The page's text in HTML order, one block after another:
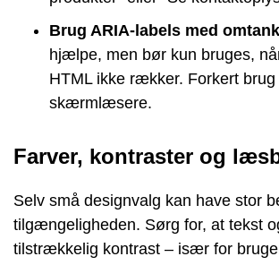
Brug ARIA-labels med
hjælpe, men bør kun bruges,
HTML ikke rækker. Forkert
skærmlæsere.
Farver, kontraster og
Selv små designvalg kan have stor
tilgængeligheden. Sørg for, at tekst
tilstrækkelig kontrast – især for